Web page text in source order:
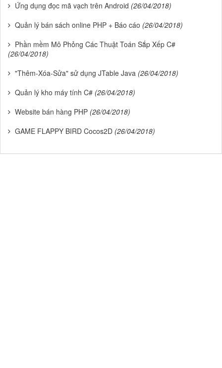
Ứng dụng đọc mã vạch trên Android (26/04/2018)
Quản lý bán sách online PHP + Báo cáo (26/04/2018)
Phần mềm Mô Phỏng Các Thuật Toán Sắp Xếp C#
(26/04/2018)
"Thêm-Xóa-Sửa" sử dụng JTable Java (26/04/2018)
Quản lý kho máy tính C# (26/04/2018)
Website bán hàng PHP (26/04/2018)
GAME FLAPPY BIRD Cocos2D (26/04/2018)